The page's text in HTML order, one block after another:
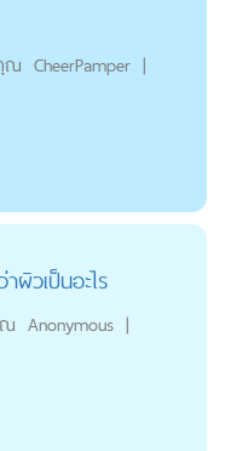
ณ CheerPamper |
ผิวเป็นอะไร
Anonymous |